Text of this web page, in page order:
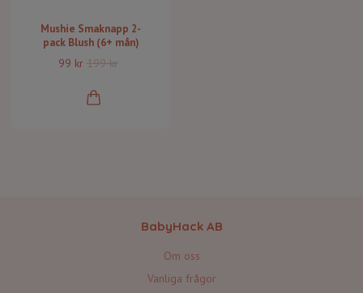
Mushie Smaknapp 2-
pack Blush (6+ mån)
99 kr 199 kr
BabyHack AB
Om oss
Vanliga frågor